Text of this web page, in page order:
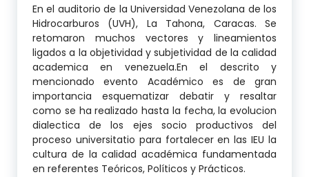
En el auditorio de la Universidad Venezolana de los
Hidrocarburos (UVH), La Tahona, Caracas. Se
retomaron muchos vectores y lineamientos
ligados a la objetividad y subjetividad de la calidad
academica en venezuela.En el descrito y
mencionado evento Académico es de gran
importancia esquematizar debatir y resaltar
como se ha realizado hasta la fecha, la evolucion
dialectica de los ejes socio productivos del
proceso universitatio para fortalecer en las IEU la
cultura de la calidad académica fundamentada
en referentes Teóricos, Políticos y Prácticos.